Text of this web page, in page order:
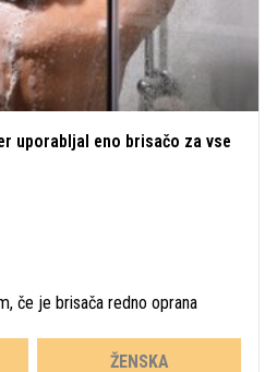
uporabljal eno brisačo za vse
če je brisača redno oprana
ŽENSKA